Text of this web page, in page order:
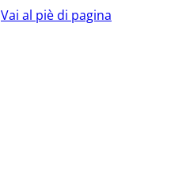
Vai al piè di pagina